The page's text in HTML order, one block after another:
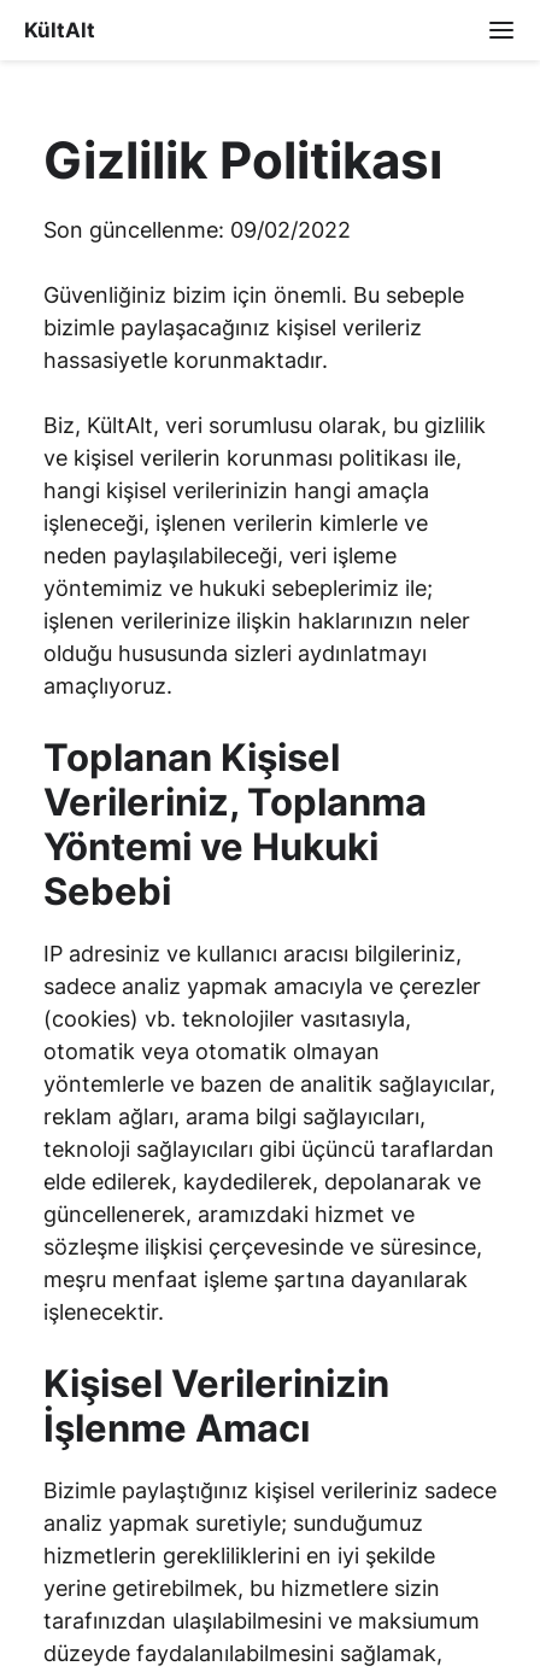
KültAlt
Gizlilik Politikası
Son güncellenme: 09/02/2022
Güvenliğiniz bizim için önemli. Bu sebeple
bizimle paylaşacağınız kişisel verileriz
hassasiyetle korunmaktadır.
Biz, KültAlt, veri sorumlusu olarak, bu gizlilik
ve kişisel verilerin korunması politikası ile,
hangi kişisel verilerinizin hangi amaçla
işleneceği, işlenen verilerin kimlerle ve
neden paylaşılabileceği, veri işleme
yöntemimiz ve hukuki sebeplerimiz ile;
işlenen verilerinize ilişkin haklarınızın neler
olduğu hususunda sizleri aydınlatmayı
amaçlıyoruz.
Toplanan Kişisel
Verileriniz, Toplanma
Yöntemi ve Hukuki
Sebebi
IP adresiniz ve kullanıcı aracısı bilgileriniz,
sadece analiz yapmak amacıyla ve çerezler
(cookies) vb. teknolojiler vasıtasıyla,
otomatik veya otomatik olmayan
yöntemlerle ve bazen de analitik sağlayıcılar,
reklam ağları, arama bilgi sağlayıcıları,
teknoloji sağlayıcıları gibi üçüncü taraflardan
elde edilerek, kaydedilerek, depolanarak ve
güncellenerek, aramızdaki hizmet ve
sözleşme ilişkisi çerçevesinde ve süresince,
meşru menfaat işleme şartına dayanılarak
işlenecektir.
Kişisel Verilerinizin
İşlenme Amacı
Bizimle paylaştığınız kişisel verileriniz sadece
analiz yapmak suretiyle; sunduğumuz
hizmetlerin gerekliliklerini en iyi şekilde
yerine getirebilmek, bu hizmetlere sizin
tarafınızdan ulaşılabilmesini ve maksiumum
düzeyde faydalanılabilmesini sağlamak,